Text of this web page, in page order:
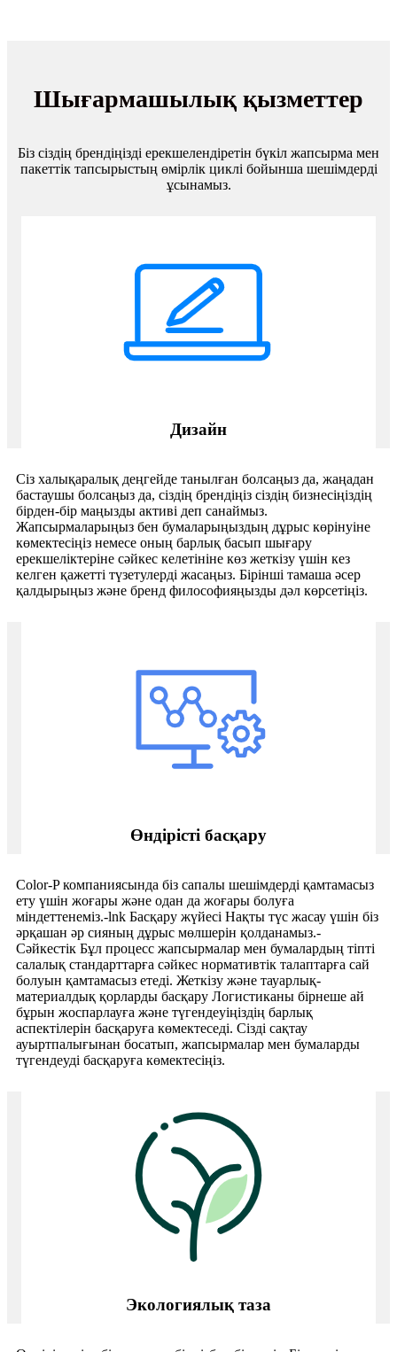
Шығармашылық қызметтер
Біз сіздің брендіңізді ерекшелендіретін бүкіл жапсырма мен
пакеттік тапсырыстың өмірлік циклі бойынша шешімдерді
ұсынамыз.
Дизайн
Сіз халықаралық деңгейде танылған болсаңыз да, жаңадан
бастаушы болсаңыз да, сіздің брендіңіз сіздің бизнесіңіздің
бірден-бір маңызды активі деп санаймыз.
Жапсырмаларыңыз бен бумаларыңыздың дұрыс көрінуіне
көмектесіңіз немесе оның барлық басып шығару
ерекшеліктеріне сәйкес келетініне көз жеткізу үшін кез
келген қажетті түзетулерді жасаңыз. Бірінші тамаша әсер
қалдырыңыз және бренд философияңызды дәл көрсетіңіз.
Өндірісті басқару
Color-P компаниясында біз сапалы шешімдерді қамтамасыз
ету үшін жоғары және одан да жоғары болуға
міндеттенеміз.-lnk Басқару жүйесі Нақты түс жасау үшін біз
әрқашан әр сияның дұрыс мөлшерін қолданамыз.-
Сәйкестік Бұл процесс жапсырмалар мен бумалардың тіпті
салалық стандарттарға сәйкес нормативтік талаптарға сай
болуын қамтамасыз етеді. Жеткізу және тауарлық-
материалдық қорларды басқару Логистиканы бірнеше ай
бұрын жоспарлауға және түгендеуіңіздің барлық
аспектілерін басқаруға көмектеседі. Сізді сақтау
ауыртпалығынан босатып, жапсырмалар мен бумаларды
түгендеуді басқаруға көмектесіңіз.
Экологиялық таза